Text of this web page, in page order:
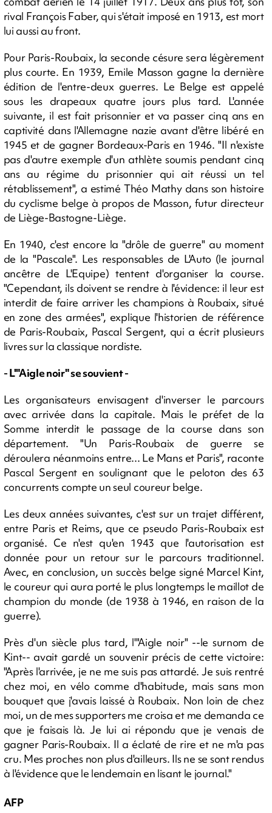
rival François Faber, qui s'était imposé en 1913, est mort
lui aussi au front.
Pour Paris-Roubaix, la seconde césure sera légèrement
plus courte. En 1939, Emile Masson gagne la dernière
édition de l'entre-deux guerres. Le Belge est appelé
sous les drapeaux quatre jours plus tard. L'année
suivante, il est fait prisonnier et va passer cinq ans en
captivité dans l'Allemagne nazie avant d'être libéré en
1945 et de gagner Bordeaux-Paris en 1946. "Il n'existe
pas d'autre exemple d'un athlète soumis pendant cinq
ans au régime du prisonnier qui ait réussi un tel
rétablissement", a estimé Théo Mathy dans son histoire
du cyclisme belge à propos de Masson, futur directeur
de Liège-Bastogne-Liège.
En 1940, c'est encore la "drôle de guerre" au moment
de la "Pascale". Les responsables de L'Auto (le journal
ancêtre de L'Equipe) tentent d'organiser la course.
"Cependant, ils doivent se rendre à l'évidence: il leur est
interdit de faire arriver les champions à Roubaix, situé
en zone des armées", explique l'historien de référence
de Paris-Roubaix, Pascal Sergent, qui a écrit plusieurs
livres sur la classique nordiste.
- L'"Aigle noir" se souvient -
Les organisateurs envisagent d'inverser le parcours
avec arrivée dans la capitale. Mais le préfet de la
Somme interdit le passage de la course dans son
département. "Un Paris-Roubaix de guerre se
déroulera néanmoins entre... Le Mans et Paris", raconte
Pascal Sergent en soulignant que le peloton des 63
concurrents compte un seul coureur belge.
Les deux années suivantes, c'est sur un trajet différent,
entre Paris et Reims, que ce pseudo Paris-Roubaix est
organisé. Ce n'est qu'en 1943 que l'autorisation est
donnée pour un retour sur le parcours traditionnel.
Avec, en conclusion, un succès belge signé Marcel Kint,
le coureur qui aura porté le plus longtemps le maillot de
champion du monde (de 1938 à 1946, en raison de la
guerre).
Près d'un siècle plus tard, l'"Aigle noir" --le surnom de
Kint-- avait gardé un souvenir précis de cette victoire:
"Après l'arrivée, je ne me suis pas attardé. Je suis rentré
chez moi, en vélo comme d'habitude, mais sans mon
bouquet que j'avais laissé à Roubaix. Non loin de chez
moi, un de mes supporters me croisa et me demanda ce
que je faisais là. Je lui ai répondu que je venais de
gagner Paris-Roubaix. Il a éclaté de rire et ne m'a pas
cru. Mes proches non plus d'ailleurs. Ils ne se sont rendus
à l'évidence que le lendemain en lisant le journal."
AFP